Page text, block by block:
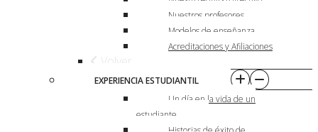
Nuestros profesores
Modelos de enseñanza
Acreditaciones y Afiliaciones
Volver
EXPERIENCIA ESTUDIANTIL
Un día en la vida de un
estudiante